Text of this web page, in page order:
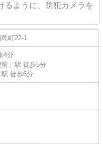
るように、防犯カメラを
島町22-1
4分
」駅 徒歩5分
駅 徒歩6分